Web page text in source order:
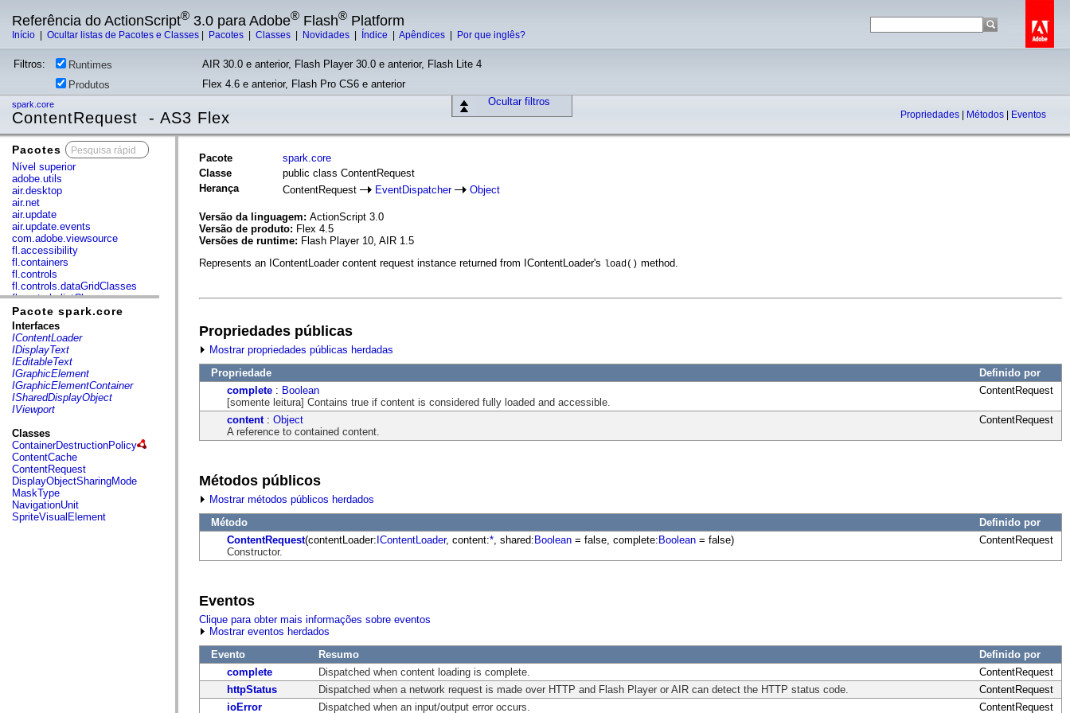
Referência do ActionScript® 3.0 para Adobe® Flash® Platform
Início Ocultar listas de Pacotes e Classes Pacotes Classes Novidades Índice Apêndices Por que inglês?
Filtros: Runtimes
AIR 30.0 e anterior, Flash Player 30.0 e anterior, Flash Lite 4
Produtos
Flex 4.6 e anterior, Flash Pro CS6 e anterior
Ocultar filtros
spark.core
ContentRequest - AS3 Flex Propriedades Métodos Eventos
Pacotes
Nível superior
adobe.utils
air.desktop
air.net
air.update
air.update.events
com.adobe.viewsource
fl.accessibility
fl.containers
fl.controls
fl.controls.dataGridClasses
fl.controls.listClasses
fl.controls.progressBarClasses
fl.core
fl.data
fl.display
fl.events
fl.ik
fl.lang
fl.livepreview
fl.managers
fl.motion
fl.motion.easing
fl.rsl
fl.text
fl.transitions
fl.transitions.easing
fl.video
flash.accessibility
flash.concurrent
flash.crypto
Pacote spark.core
Interfaces
IContentLoader
IDisplayText
IEditableText
IGraphicElement
IGraphicElementContainer
ISharedDisplayObject
IViewport
Classes
ContainerDestructionPolicy
ContentCache
ContentRequest
DisplayObjectSharingMode
MaskType
NavigationUnit
SpriteVisualElement
Pacote
spark.core
Classe
public class ContentRequest
Herança
ContentRequest EventDispatcher Object
Versão da linguagem: ActionScript 3.0
Versão de produto: Flex 4.5
Versões de runtime: Flash Player 10, AIR 1.5
Represents an IContentLoader content request instance returned from IContentLoader's load() method.
Propriedades públicas
Mostrar propriedades públicas herdadas
Propriedade
Definido por
complete : Boolean
[somente leitura] Contains true if content is considered fully loaded and accessible.
ContentRequest
content : Object
A reference to contained content.
ContentRequest
Métodos públicos
Mostrar métodos públicos herdados
Método
Definido por
ContentRequest(contentLoader:IContentLoader, content:* , shared:Boolean = false, complete:Boolean = false)
Constructor.
ContentRequest
Eventos
Clique para obter mais informações sobre eventos
Mostrar eventos herdados
Evento
Resumo
Definido por
complete
Dispatched when content loading is complete.
ContentRequest
httpStatus
Dispatched when a network request is made over HTTP and Flash Player or AIR can detect the HTTP status code.
ContentRequest
ioError
Dispatched when an input/output error occurs. ContentRequest